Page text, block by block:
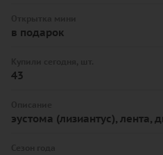
в подарок
43
эустома (лизиантус), лента,